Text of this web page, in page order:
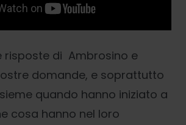
risposte di Ambrosino e
domande, e soprattutto
quando hanno iniziato a
cosa hanno nel loro